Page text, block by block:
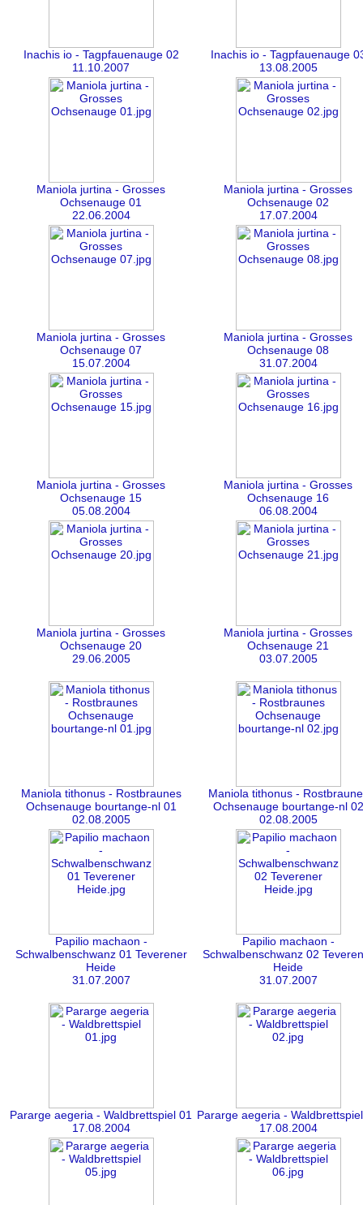
Inachis io - Tagpfauenauge 02
11.10.2007
Inachis io - Tagpfauenauge
13.08.2005
Maniola jurtina - Grosses
Ochsenauge 01
22.06.2004
Maniola jurtina - Grosses
Ochsenauge 02
17.07.2004
Maniola jurtina - Grosses
Ochsenauge 07
15.07.2004
Maniola jurtina - Grosses
Ochsenauge 08
31.07.2004
Maniola jurtina - Grosses
Ochsenauge 15
05.08.2004
Maniola jurtina - Grosses
Ochsenauge 16
06.08.2004
Maniola jurtina - Grosses
Ochsenauge 20
29.06.2005
Maniola jurtina - Grosses
Ochsenauge 21
03.07.2005
Maniola tithonus - Rostbraunes
Ochsenauge bourtange-nl 01
02.08.2005
Maniola tithonus -
Ochsenauge bourtange-nl 02
02.08.2005
Papilio machaon -
Schwalbenschwanz 01 Teverener
Heide
31.07.2007
Papilio machaon -
Schwalbenschwanz 02
Heide
31.07.2007
Pararge aegeria - Waldbrettspiel 01
17.08.2004
Pararge aegeria -
17.08.2004